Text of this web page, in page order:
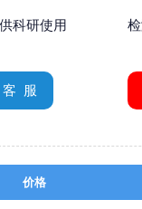
科研使用
服
价格